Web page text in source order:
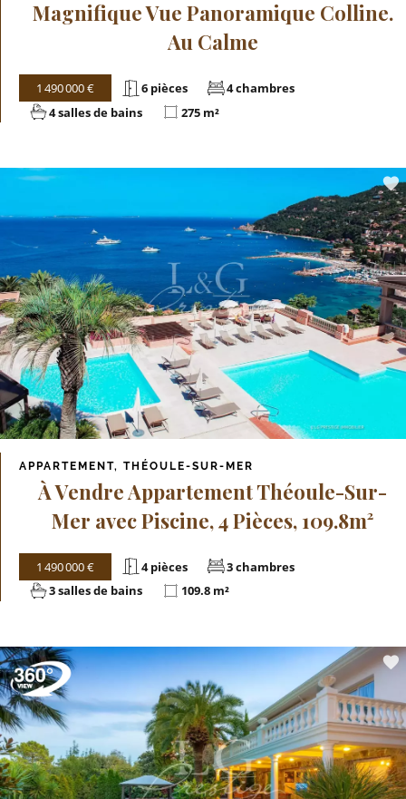
Magnifique Vue Panoramique Colline.
Au Calme
1 490 000 € 6 pièces
4 chambres
4 salles de bains
275 m²
APPARTEMENT, THÉOULE-SUR-MER
À Vendre Appartement Théoule-Sur-
Mer avec Piscine, 4 Pièces, 109.8m²
1 490 000 € 4 pièces
3 chambres
3 salles de bains
109.8 m²